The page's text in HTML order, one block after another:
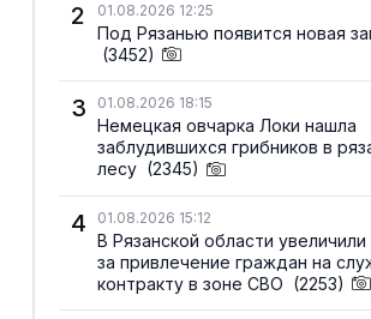
2 01.08.2026 12:25
Под Рязанью появится новая
(3452)
3 01.08.2026 18:15
Немецкая овчарка Локи нашла
заблудившихся грибников в
лесу (2345)
4 01.08.2026 15:12
В Рязанской области
за привлечение граждан на
контракту в зоне СВО (2253)